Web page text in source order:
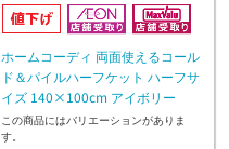
ホームコーディ 両面使えるコール
ド＆パイルハーフケット ハーフサ
イズ 140×100cm アイボリー
この商品にはバリエーションがありま
す。